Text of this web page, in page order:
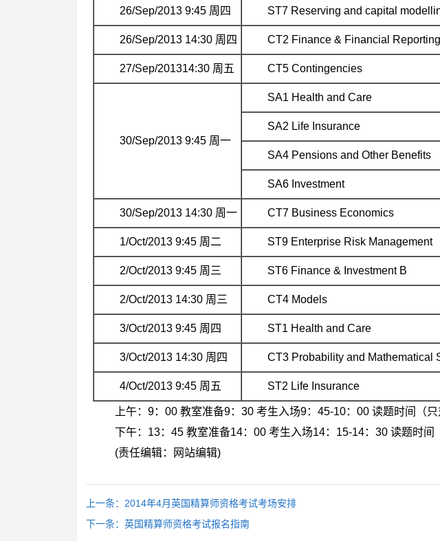
26/Sep/2013 9:45 周四 ST7 Reserving and capital
26/Sep/2013 14:30 周四 CT2 Finance & Financial Reporting
27/Sep/201314:30 周五 CT5 Contingencies
30/Sep/2013 9:45 周一
SA1 Health and Care
SA2 Life Insurance
SA4 Pensions and Other Benefits
SA6 Investment
30/Sep/2013 14:30 周一 CT7 Business Economics
1/Oct/2013 9:45 周二 ST9 Enterprise Risk Management
2/Oct/2013 9:45 周三 ST6 Finance & Investment B
2/Oct/2013 14:30 周三 CT4 Models
3/Oct/2013 9:45 周四 ST1 Health and Care
3/Oct/2013 14:30 周四 CT3 Probability and Mathematical
4/Oct/2013 9:45 周五 ST2 Life Insurance
上午：9：00 教室准备9：30 考生入场9：45-10：00 读题时间（
下午：13：45 教室准备14：00 考生入场14：15-14：30 读题时
(责任编辑：网站编辑)
上一条： 2014年4月英国精算师资格考试考场安排
下一条： 英国精算师资格考试报名指南